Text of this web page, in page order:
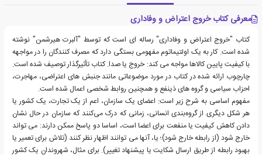
معرفی کتاب خروج اعتراض و وفاداری
کتاب "خروج اعتراض و وفاداری" رساله ای است که توسط "آلبرت هیرشمن" نوشته
شده است. کار به یک اولتیماتوم مفهومی بستگی دارد که مصرف کنندگان را در مواجهه
با کیفیت پایین کالاها مواجه می کند: خروج یا صدا. کتاب تأثیرگذار توصیف شده است.
چارچوب ارائه شده در کتاب در مورد موضوعاتی مانند جنبش های اعتراضی، مهاجرت،
احزاب سیاسی و گروه های ذینفع و همچنین روابط شخصی اعمال شده است.
مفهوم اساسی به شرح زیر است: اعضای یک سازمان، اعم از یک تجارت، یک کشور یا
هر شکل دیگری از گروه‌بندی انسانی، زمانی که درک می‌کنند که سازمان در حال نشان
دادن کاهش کیفیت یا منفعت برای اعضا است، اساسا دو پاسخ ممکن دارند: می تواند
خارج شود (از رابطه خارج شود)؛ یا، آنها می توانند اظهار نظر کنند (تلاش برای تعمیر یا
بهبود رابطه از طریق ارسال شکایت یا پیشنهاد تغییر). برای مثال، شهروندان یک کشور